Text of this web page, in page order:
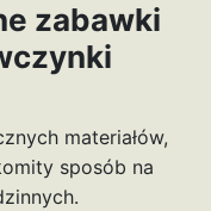
zabawki
materiałów,
sposób na